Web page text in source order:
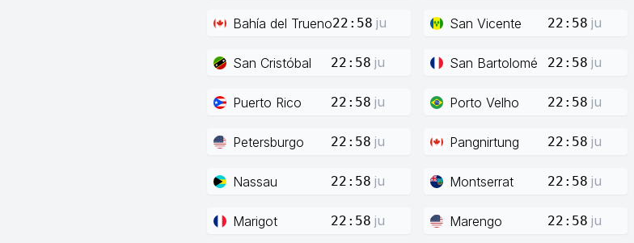
Bahía del Trueno22:58 ju San Vicente 22:58 ju
San Cristóbal 22:58 ju San Bartolomé 22:58 ju
Puerto Rico 22:58 ju Porto Velho 22:58 ju
Petersburgo 22:58 ju Pangnirtung 22:58 ju
Nassau 22:58 ju Montserrat 22:58 ju
Marigot 22:58 ju Marengo 22:58 ju